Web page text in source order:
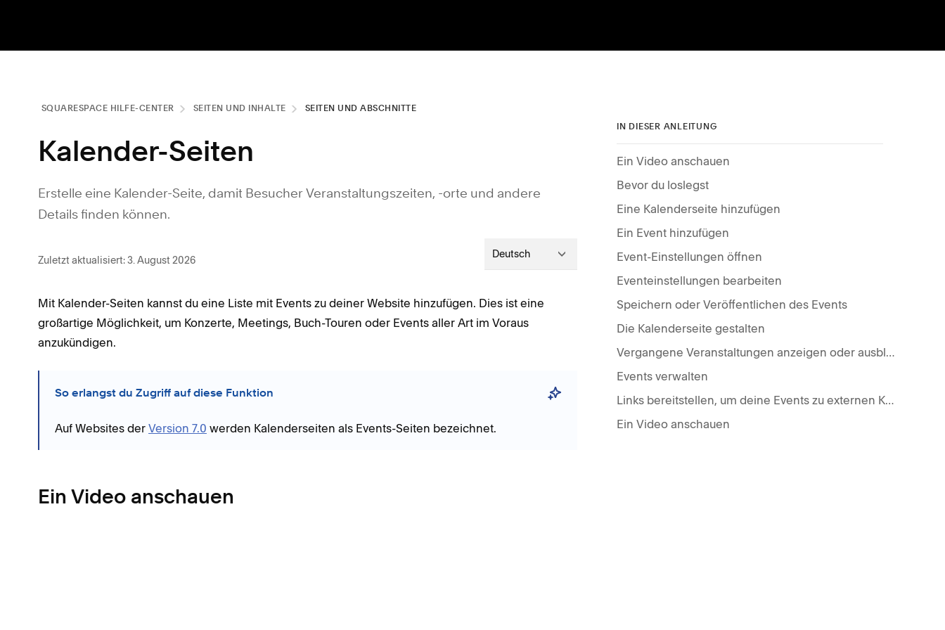
SQUARESPACE HILFE-CENTER SEITEN UND INHALTE SEITEN UND ABSCHNITTE
Kalender-Seiten
Erstelle eine Kalender-Seite, damit Besucher Veranstaltungszeiten, -orte und andere
Details finden können.
Zuletzt aktualisiert: 3. August 2026 Deutsch
Mit Kalender-Seiten kannst du eine Liste mit Events zu deiner Website hinzufügen. Dies ist eine
großartige Möglichkeit, um Konzerte, Meetings, Buch-Touren oder Events aller Art im Voraus
anzukündigen.
So erlangst du Zugriff auf diese Funktion
Auf Websites der Version 7.0 werden Kalenderseiten als Events-Seiten bezeichnet.
Ein Video anschauen
IN DIESER ANLEITUNG
Ein Video anschauen
Bevor du loslegst
Eine Kalenderseite hinzufügen
Ein Event hinzufügen
Event-Einstellungen öffnen
Eventeinstellungen bearbeiten
Speichern oder Veröffentlichen des Events
Die Kalenderseite gestalten
Vergangene Veranstaltungen anzeigen oder ausblenden
Events verwalten
Links bereitstellen, um deine Events zu externen Kalendern hinzuzufügen
Ein Video anschauen